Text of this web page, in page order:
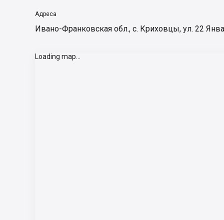
Адреса
Ивано-Франковская обл., с. Криховцы, ул. 22
Loading map...